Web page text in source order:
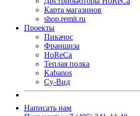
Карта магазинов
shop.remit.ru
Проекты
Пикачос
Франшиза
HoReCa
Теплая полка
Kabanos
Су-Вид
Написать нам